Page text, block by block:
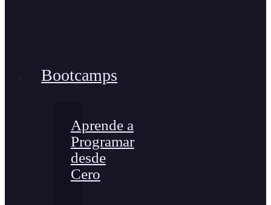
Bootcamps
Aprende a
Programar
desde
Cero